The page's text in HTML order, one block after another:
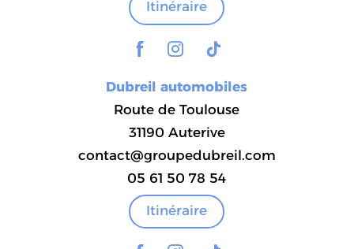
Itinéraire
Dubreil automobiles
Route de Toulouse
31190 Auterive
contact@groupedubreil.com
05 61 50 78 54
Itinéraire